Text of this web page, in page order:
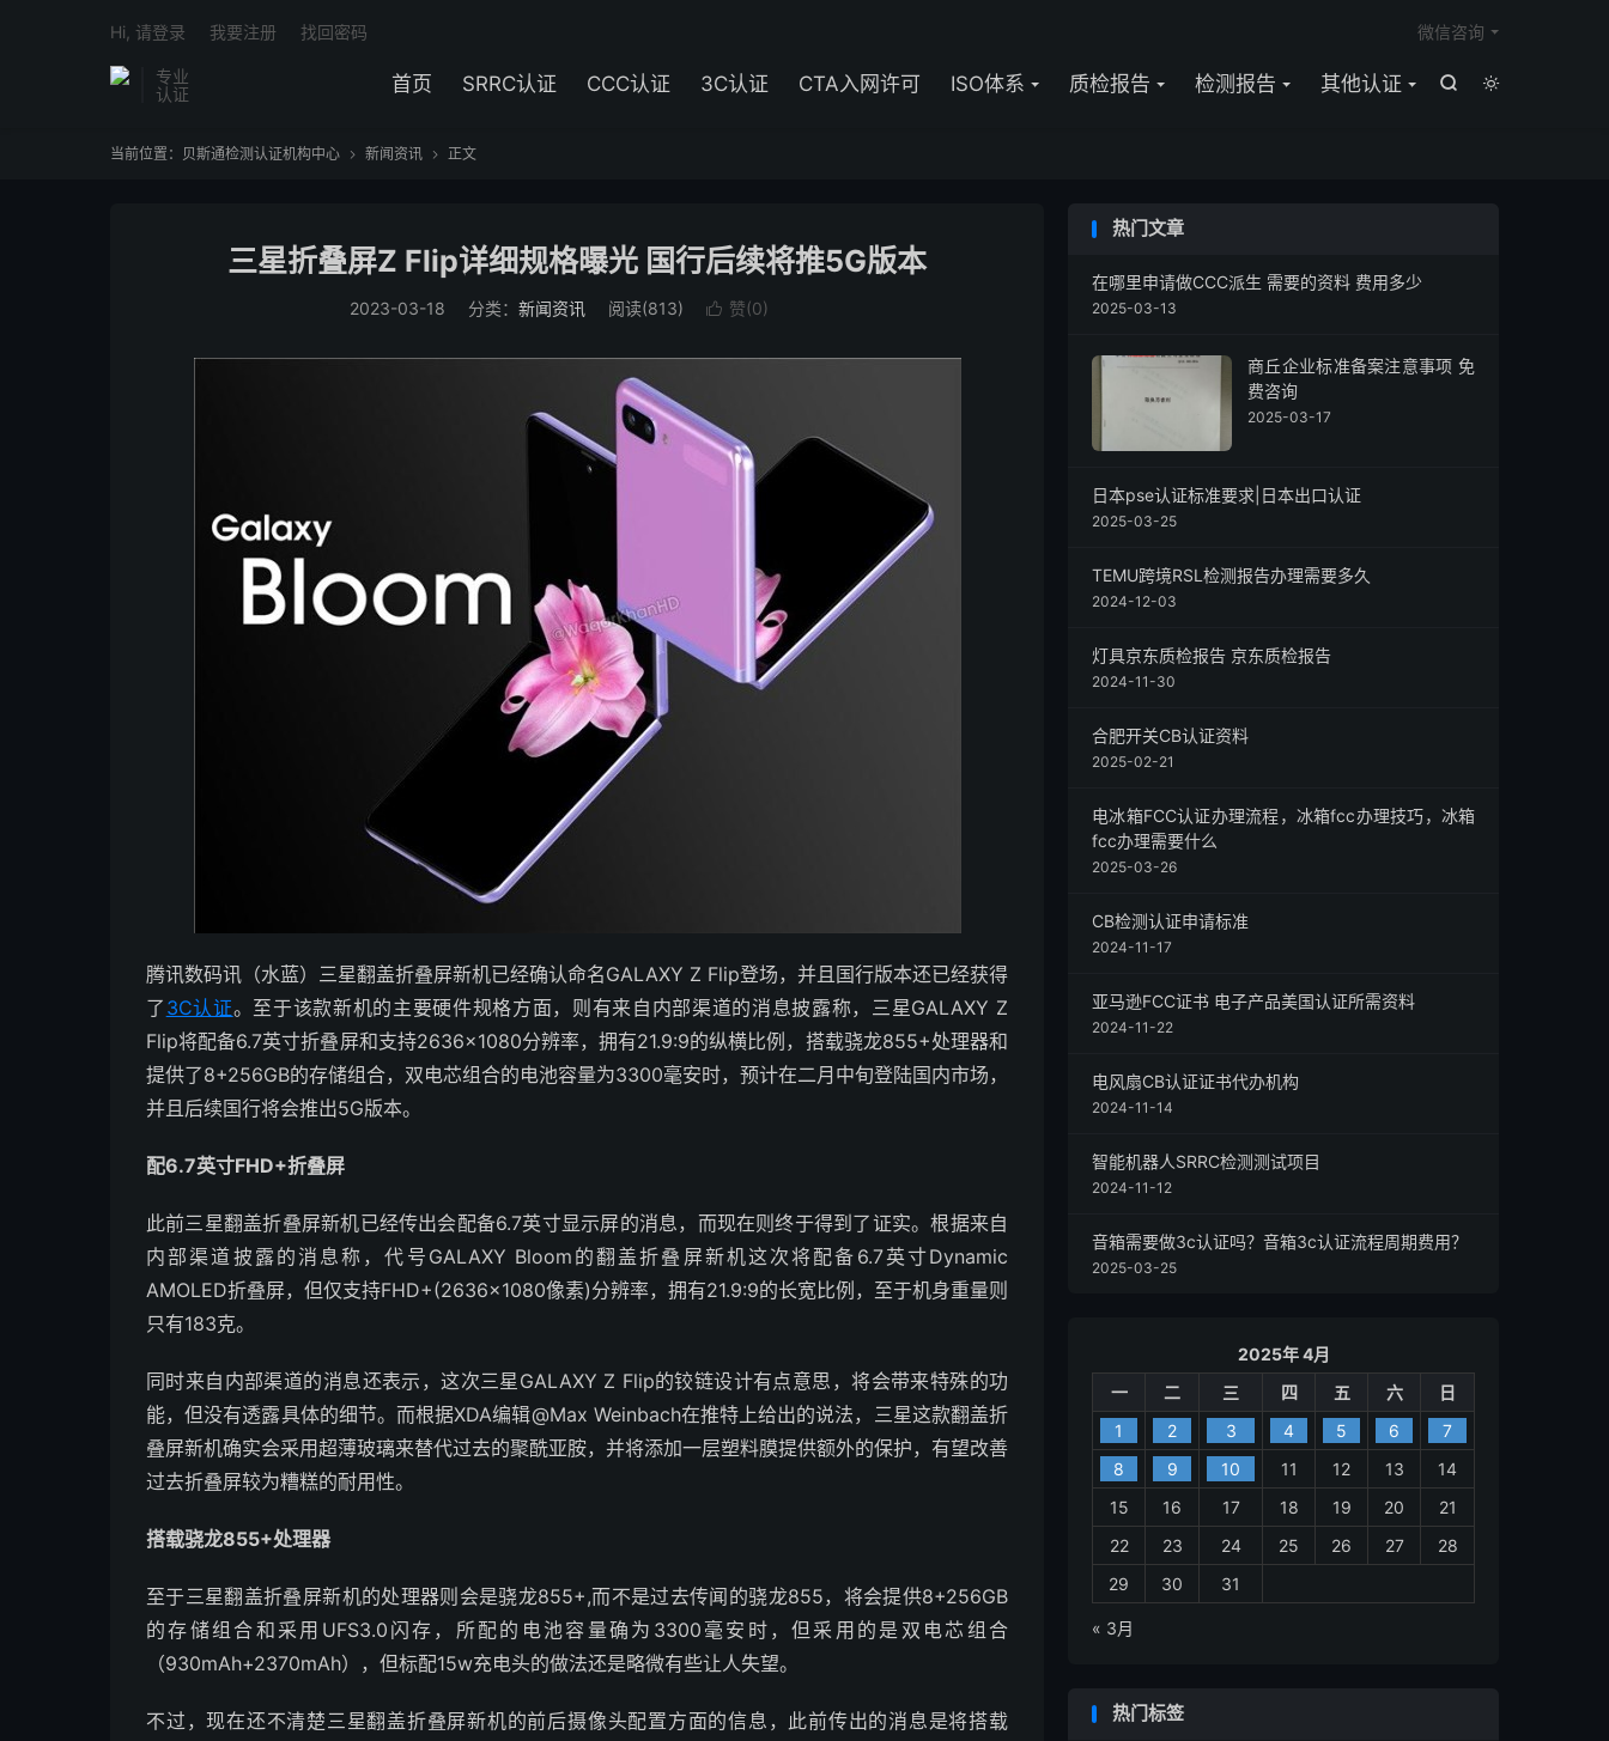
专业
认证


首页 SRRC认证 CCC认证 3C认证 CTA入网许可 ISO体系 质检报告 检测报告 其他认证
微信咨询
Hi, 请登录 我要注册 找回密码
当前位置： 贝斯通检测认证机构中心  新闻资讯  正文
三星折叠屏Z Flip详细规格曝光 国行后续将推5G版本
2023-03-18 分类： 新闻资讯 阅读(813)  赞(0)
腾讯数码讯（水蓝）三星翻盖折叠屏新机已经确认命名GALAXY Z Flip登场，并且国行版本还已经获得
了 3C认证。至于该款新机的主要硬件规格方面，则有来自内部渠道的消息披露称，三星GALAXY Z
Flip将配备6.7英寸折叠屏和支持2636×1080分辨率，拥有21.9:9的纵横比例，搭载骁龙855+处理器和
提供了8+256GB的存储组合，双电芯组合的电池容量为3300毫安时，预计在二月中旬登陆国内市场，
并且后续国行将会推出5G版本。
配6.7英寸FHD+折叠屏
此前三星翻盖折叠屏新机已经传出会配备6.7英寸显示屏的消息，而现在则终于得到了证实。根据来自
内部渠道披露的消息称，代号GALAXY Bloom的翻盖折叠屏新机这次将配备6.7英寸Dynamic
AMOLED折叠屏，但仅支持FHD+(2636×1080像素)分辨率，拥有21.9:9的长宽比例，至于机身重量则
只有183克。
同时来自内部渠道的消息还表示，这次三星GALAXY Z Flip的铰链设计有点意思，将会带来特殊的功
能，但没有透露具体的细节。而根据XDA编辑@Max Weinbach在推特上给出的说法，三星这款翻盖折
叠屏新机确实会采用超薄玻璃来替代过去的聚酰亚胺，并将添加一层塑料膜提供额外的保护，有望改善
过去折叠屏较为糟糕的耐用性。
搭载骁龙855+处理器
至于三星翻盖折叠屏新机的处理器则会是骁龙855+,而不是过去传闻的骁龙855，将会提供8+256GB
的存储组合和采用UFS3.0闪存，所配的电池容量确为3300毫安时，但采用的是双电芯组合
（930mAh+2370mAh），但标配15w充电头的做法还是略微有些让人失望。
不过，现在还不清楚三星翻盖折叠屏新机的前后摄像头配置方面的信息，此前传出的消息是将搭载
热门文章
在哪里申请做CCC派生 需要的资料 费用多少
2025-03-13
商丘企业标准备案注意事项 免
费咨询
2025-03-17
日本pse认证标准要求|日本出口认证
2025-03-25
TEMU跨境RSL检测报告办理需要多久
2024-12-03
灯具京东质检报告 京东质检报告
2024-11-30
合肥开关CB认证资料
2025-02-21
电冰箱FCC认证办理流程，冰箱fcc办理技巧，冰箱
fcc办理需要什么
2025-03-26
CB检测认证申请标准
2024-11-17
亚马逊FCC证书 电子产品美国认证所需资料
2024-11-22
电风扇CB认证证书代办机构
2024-11-14
智能机器人SRRC检测测试项目
2024-11-12
音箱需要做3c认证吗？音箱3c认证流程周期费用？
2025-03-25
2025年 4月
一
二 三 四 五 六
日
1
2 3 4 5 6
7
8
9 10 11 12 13
14
15
16 17 18 19 20
21
22
23 24 25 26 27
28
29
30 31
« 3月
热门标签